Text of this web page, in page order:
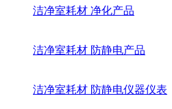
洁净室耗材 净化产品
洁净室耗材 防静电产品
洁净室耗材 防静电仪器仪表